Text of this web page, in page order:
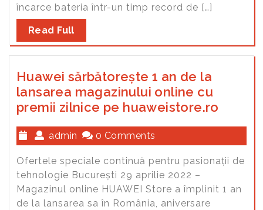
încarce bateria într-un timp record de […]
Read Full
Huawei sărbătorește 1 an de la
lansarea magazinului online cu
premii zilnice pe huaweistore.ro
admin 0 Comments
Ofertele speciale continuă pentru pasionații de
tehnologie București 29 aprilie 2022 –
Magazinul online HUAWEI Store a împlinit 1 an
de la lansarea sa în România, aniversare